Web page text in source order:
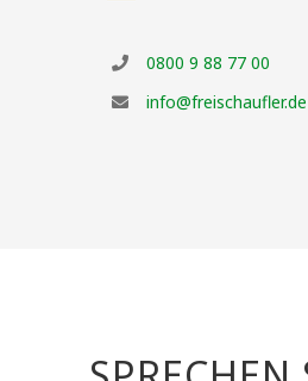
0800 9 88 77 00
info@freischaufler.de